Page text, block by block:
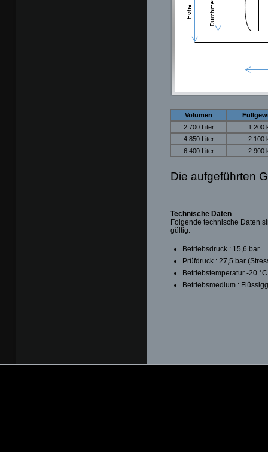
Volumen
2.700 Liter
1.200
4.850 Liter
2.100
6.400 Liter
2.900
Die aufgeführten
Technische Daten
Folgende technische Daten
gültig:
Betriebsdruck : 15,6 bar
Prüfdruck : 27,5 bar
Betriebstemperatur -20
Betriebsmedium :